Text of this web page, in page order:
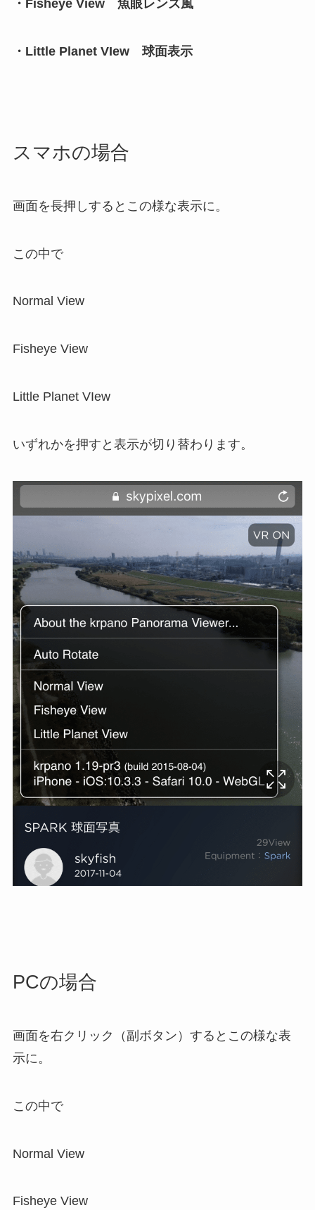
・Fisheye View 魚眼レンズ風
・Little Planet VIew 球面表示
スマホの場合
画面を長押しするとこの様な表示に。
この中で
Normal View
Fisheye View
Little Planet VIew
いずれかを押すと表示が切り替わります。
PCの場合
画面を右クリック（副ボタン）するとこの様な表
示に。
この中で
Normal View
Fisheye View